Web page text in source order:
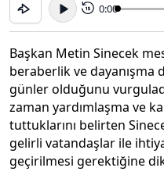
15 0:00
Başkan Metin Sinecek
beraberlik ve dayanışma
günler olduğunu
zaman yardımlaşma ve
tuttuklarını belirten
gelirli vatandaşlar ile
geçirilmesi gerektiğine